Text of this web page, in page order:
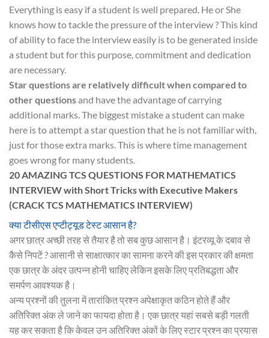
Everything is easy if a student is well prepared. He or She
knows how to tackle the pressure of the interview ? This kind
of ability to face the interview easily is to be generated inside
a student but for this purpose, commitment and dedication
are necessary.
Star questions are relatively difficult when compared to
other questionsand have the advantage of carrying
additional marks. The biggest mistake a student can make
here is to attempt a star question that he is not familiar with,
just for those extra marks. This is where time management
goes wrong for many students.
20 AMAZING TCS QUESTIONS FOR MATHEMATICS
INTERVIEW with Short Tricks with Executive Makers
(CRACK TCS MATHEMATICS INTERVIEW)
क्या टीसीएस एप्टीट्यूड टेस्ट आसान है?
अगर छात्र अच्छी तरह से तैयार है तो सब कुछ आसान है। इंटरव्यू के दबाव से
कैसे निपटें ? आसानी से साक्षात्कार का सामना करने की इस प्रकार की क्षमता
एक छात्र के अंदर उत्पन्न होनी चाहिए लेकिन इसके लिए प्रतिबद्धता और
समर्पण आवश्यक है।
अन्य प्रश्नों की तुलना में तारांकित प्रश्न अपेक्षाकृत कठिन होते हैं और
अतिरिक्त अंक ले जाने का फायदा होता है। एक छात्र यहां सबसे बड़ी गलती
यह कर सकता है कि केवल उन अतिरिक्त अंकों के लिए स्टार प्रश्न का प्रयास